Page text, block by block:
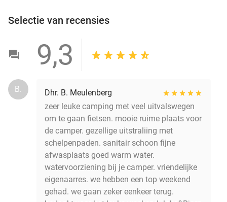
Selectie van recensies
9,3
B.
Dhr. B. Meulenberg
zeer leuke camping met veel uitvalswegen
om te gaan fietsen. mooie ruime plaats voor
de camper. gezellige uitstraliing met
schelpenpaden. sanitair schoon fijne
afwasplaats goed warm water.
watervoorziening bij je camper. vriendelijke
eigenaarres. we hebben een top weekend
gehad. we gaan zeker eenkeer terug.